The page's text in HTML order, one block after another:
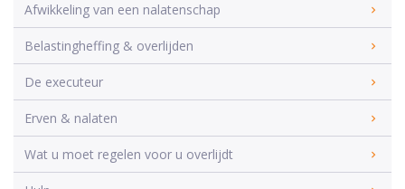
Afwikkeling van een nalatenschap
Belastingheffing & overlijden
De executeur
Erven & nalaten
Wat u moet regelen voor u overlijdt